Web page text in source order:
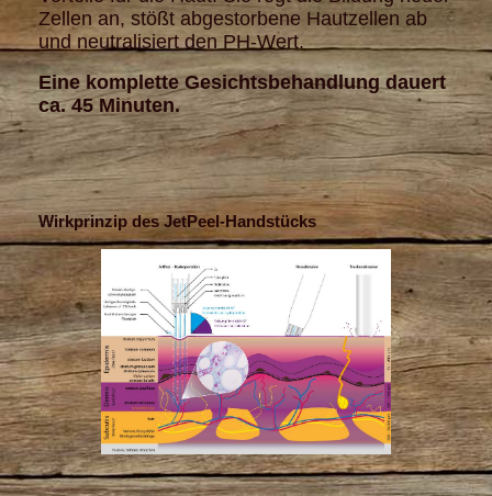
Zellen an, stößt abgestorbene Hautzellen ab
und neutralisiert den PH-Wert.
Eine komplette Gesichtsbehandlung dauert
ca. 45 Minuten.
Wirkprinzip des JetPeel-Handstücks